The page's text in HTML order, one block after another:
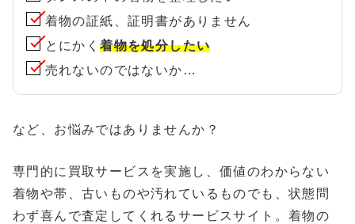
着物の証紙、証明書がありません
とにかく着物を処分したい
売れないのではないか…
など、お悩みではありませんか？
専門的に買取サービスを実施し、価値のわからない
着物や帯、古いものや汚れているものでも、状態問
わず喜んで査定してくれるサービスサイト。着物の